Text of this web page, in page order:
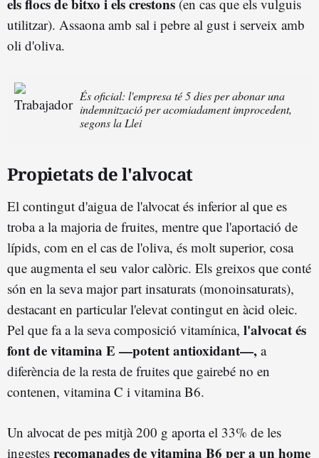
els flocs de bitxo i els crestons (en cas que els vulguis
utilitzar). Assaona amb sal i pebre al gust i serveix amb
oli d'oliva.
És oficial: l'empresa té 5 dies per abonar una
indemnització per acomiadament improcedent,
segons la Llei
Propietats de l'alvocat
El contingut d'aigua de l'alvocat és inferior al que es
troba a la majoria de fruites, mentre que l'aportació de
lípids, com en el cas de l'oliva, és molt superior, cosa
que augmenta el seu valor calòric. Els greixos que conté
són en la seva major part insaturats (monoinsaturats),
destacant en particular l'elevat contingut en àcid oleic.
Pel que fa a la seva composició vitamínica, l'alvocat és
font de vitamina E —potent antioxidant—, a
diferència de la resta de fruites que gairebé no en
contenen, vitamina C i vitamina B6.
Un alvocat de pes mitjà 200 g aporta el 33% de les
ingestes recomanades de vitamina B6 per a un home